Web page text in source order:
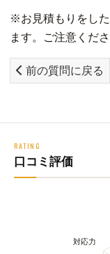
※お見積もりをし
ます。ご注意くださ
前の質問に戻る
RATING
口コミ評価